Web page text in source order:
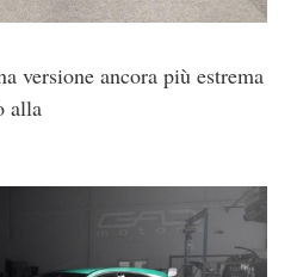
versione ancora più estrema
alla